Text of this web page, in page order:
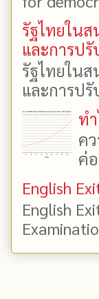
รัฐไทยใน
และการป
รัฐไทยใน
และการป
ท
ค
ค่
English
English